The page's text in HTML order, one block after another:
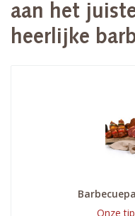
aan het
heerlijke
Onze